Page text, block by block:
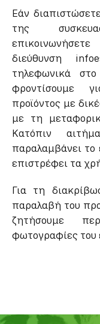
Εάν
της
διεύθυνση
τηλεφωνικά
φροντίσουμε
προϊόντος με
με τη
Κατόπιν
παραλαμβάνει το
επιστρέφει τα
Για τη
παραλαβή του
ζητήσουμε
φωτογραφίες του